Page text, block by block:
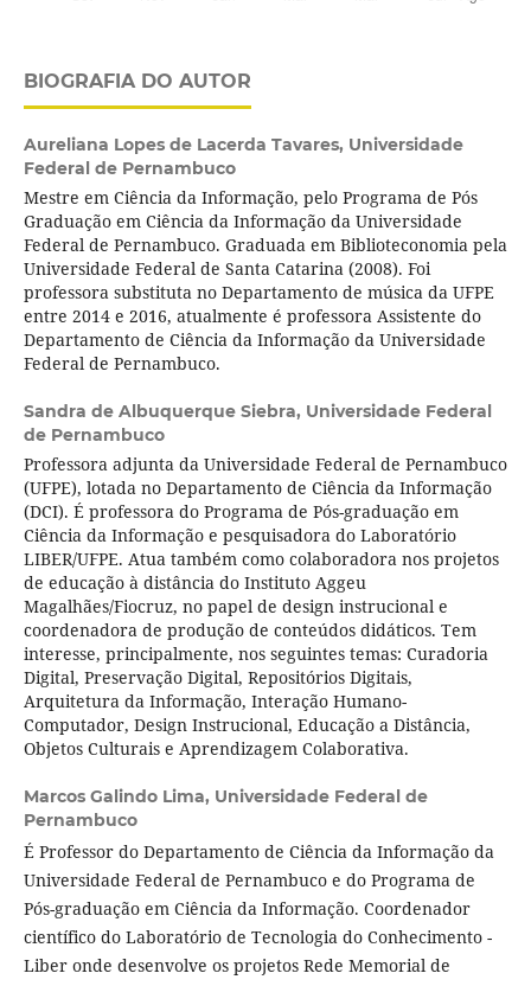
BIOGRAFIA DO AUTOR
Aureliana Lopes de Lacerda Tavares, Universidade
Federal de Pernambuco
Mestre em Ciência da Informação, pelo Programa de Pós
Graduação em Ciência da Informação da Universidade
Federal de Pernambuco. Graduada em Biblioteconomia pela
Universidade Federal de Santa Catarina (2008). Foi
professora substituta no Departamento de música da UFPE
entre 2014 e 2016, atualmente é professora Assistente do
Departamento de Ciência da Informação da Universidade
Federal de Pernambuco.
Sandra de Albuquerque Siebra, Universidade Federal
de Pernambuco
Professora adjunta da Universidade Federal de Pernambuco
(UFPE), lotada no Departamento de Ciência da Informação
(DCI). É professora do Programa de Pós-graduação em
Ciência da Informação e pesquisadora do Laboratório
LIBER/UFPE. Atua também como colaboradora nos projetos
de educação à distância do Instituto Aggeu
Magalhães/Fiocruz, no papel de design instrucional e
coordenadora de produção de conteúdos didáticos. Tem
interesse, principalmente, nos seguintes temas: Curadoria
Digital, Preservação Digital, Repositórios Digitais,
Arquitetura da Informação, Interação Humano-
Computador, Design Instrucional, Educação a Distância,
Objetos Culturais e Aprendizagem Colaborativa.
Marcos Galindo Lima, Universidade Federal de
Pernambuco
É Professor do Departamento de Ciência da Informação da
Universidade Federal de Pernambuco e do Programa de
Pós-graduação em Ciência da Informação. Coordenador
científico do Laboratório de Tecnologia do Conhecimento -
Liber onde desenvolve os projetos Rede Memorial de